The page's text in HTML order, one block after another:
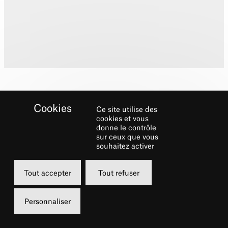
Yusan signifie « héritage » en Coréen. Et
pour cause, cette formation initiée en 2017
est une alliance d’artistes aux identités fortes
et aux influences musicales communes :
Ce site utilise des
cookies et vous
donne le contrôle
sur ceux que vous
souhaitez activer
Tout accepter Tout refuser
Personnaliser